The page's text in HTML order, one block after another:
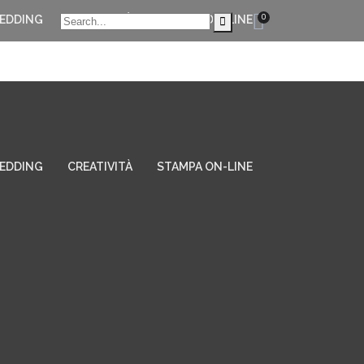
0
CREATIVITÀ STAMPA ON-LINE
CREATIVITÀ STAMPA ON-LINE